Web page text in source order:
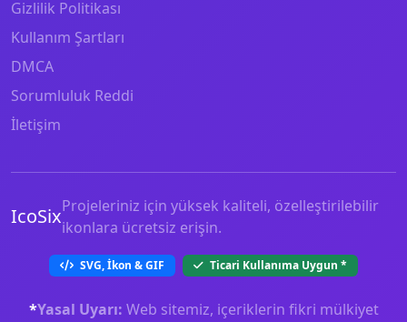
Gizlilik Politikası
Kullanım Şartları
DMCA
Sorumluluk Reddi
İletişim
IcoSixProjeleriniz için yüksek kaliteli, özelleştirilebilir
ikonlara ücretsiz erişin.
SVG, İkon & GIF Ticari Kullanıma Uygun *
*Yasal Uyarı: Web sitemiz, içeriklerin fikri mülkiyet